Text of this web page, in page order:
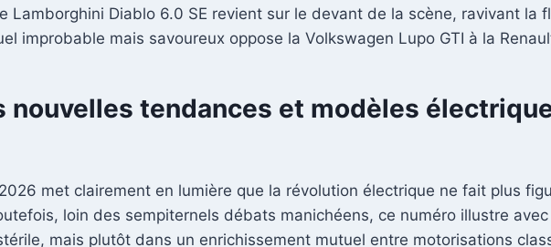
Lamborghini Diablo 6.0 SE revient sur le devant de la scène, ravivant la
improbable mais savoureux oppose la Volkswagen Lupo GTI à la
nouvelles tendances et modèles
2026 met clairement en lumière que la révolution électrique ne fait plus
loin des sempiternels débats manichéens, ce numéro illustre
mais plutôt dans un enrichissement mutuel entre motorisations